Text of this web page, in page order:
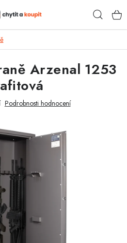
TREZORY NA LITHIOVÉ
Arzenal 1253
Podrobnosti hodnocení